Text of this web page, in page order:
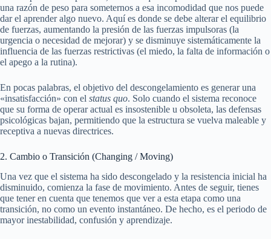
una razón de peso para someternos a esa incomodidad que nos puede
dar el aprender algo nuevo. Aquí es donde se debe alterar el equilibrio
de fuerzas, aumentando la presión de las fuerzas impulsoras (la
urgencia o necesidad de mejorar) y se disminuye sistemáticamente la
influencia de las fuerzas restrictivas (el miedo, la falta de información o
el apego a la rutina).
En pocas palabras, el objetivo del descongelamiento es generar una
«insatisfacción» con el status quo. Solo cuando el sistema reconoce
que su forma de operar actual es insostenible u obsoleta, las defensas
psicológicas bajan, permitiendo que la estructura se vuelva maleable y
receptiva a nuevas directrices.
2. Cambio o Transición (Changing / Moving)
Una vez que el sistema ha sido descongelado y la resistencia inicial ha
disminuido, comienza la fase de movimiento. Antes de seguir, tienes
que tener en cuenta que tenemos que ver a esta etapa como una
transición, no como un evento instantáneo. De hecho, es el periodo de
mayor inestabilidad, confusión y aprendizaje.